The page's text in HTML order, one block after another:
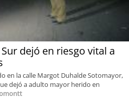
dejó en riesgo vital a
en la calle Margot Duhalde Sotomayor,
dejó a adulto mayor herido en